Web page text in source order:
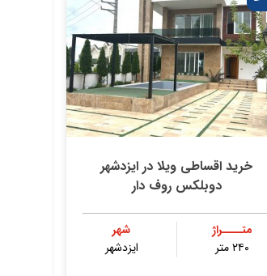
خرید اقساطی ویلا در ایزدشهر
دوبلکس روف دار
متــــراژ
۲۴۰ متر
شهر
ایزدشهر